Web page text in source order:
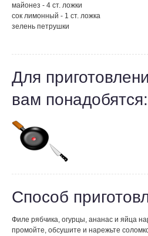
майонез - 4 ст. ложки
сок лимонный - 1 ст. ложка
зелень петрушки
Для
вам понадобятся:
Способ
Филе рябчика, огурцы, ананас и яйца
промойте, обсушите и нарежьте